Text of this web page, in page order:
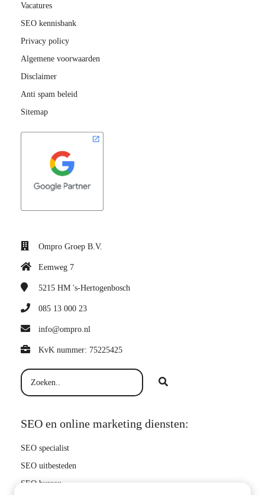
Vacatures
SEO kennisbank
Privacy policy
Algemene voorwaarden
Disclaimer
Anti spam beleid
Sitemap
Ompro Groep B.V.
Eemweg 7
5215 HM 's-Hertogenbosch
085 13 000 23
info@ompro.nl
KvK nummer: 75225425
SEO en online marketing diensten:
SEO specialist
SEO uitbesteden
SEO bureau